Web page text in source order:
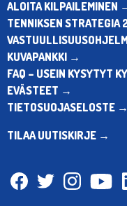
ALOITA KILPAILEMINEN
TENNIKSEN
KUVAPANKKI →
FAQ – USEIN KYSYTYT
EVÄSTEET →
TIETOSUOJASELOSTE →
TILAA UUTISKIRJE →